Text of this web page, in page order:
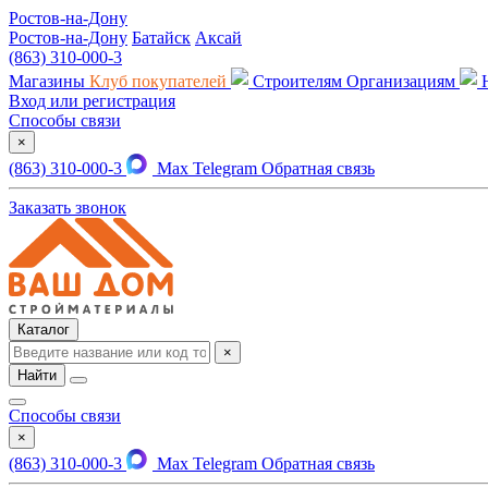
Ростов-на-Дону
Ростов-на-Дону Батайск Аксай
(863) 310-000-3
Магазины Клуб покупателей Строителям Организациям
Вход или регистрация
Способы связи
×
(863) 310-000-3 Max Telegram Обратная связь
Заказать звонок
Каталог
×
Найти
Способы связи
×
(863) 310-000-3 Max Telegram Обратная связь